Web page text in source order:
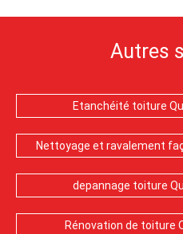
Autres
Etanchéité toiture
Nettoyage et ravalement
depannage toiture
Rénovation de toiture